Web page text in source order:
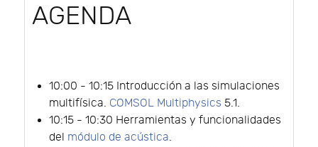
AGENDA
10:00 - 10:15 Introducción a las simulaciones
multifísica. COMSOL Multiphysics 5.1.
10:15 - 10:30 Herramientas y funcionalidades
del módulo de acústica.